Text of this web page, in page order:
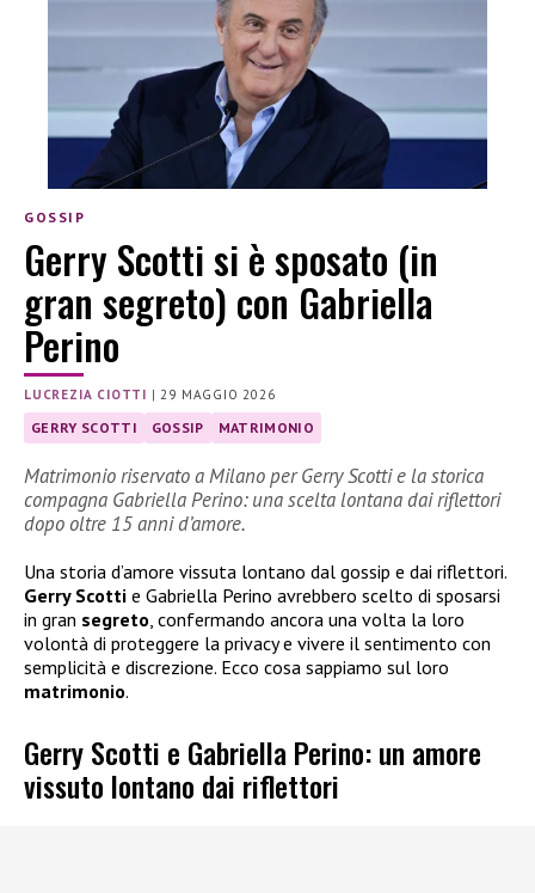
GOSSIP
Gerry Scotti si è sposato (in
gran segreto) con Gabriella
Perino
LUCREZIA CIOTTI |29 MAGGIO 2026
GERRY SCOTTI GOSSIP MATRIMONIO
Matrimonio riservato a Milano per Gerry Scotti e la storica
compagna Gabriella Perino: una scelta lontana dai riflettori
dopo oltre 15 anni d’amore.
Una storia d’amore vissuta lontano dal gossip e dai riflettori.
Gerry Scotti e Gabriella Perino avrebbero scelto di sposarsi
in gran segreto, confermando ancora una volta la loro
volontà di proteggere la privacy e vivere il sentimento con
semplicità e discrezione. Ecco cosa sappiamo sul loro
matrimonio.
Gerry Scotti e Gabriella Perino: un amore
vissuto lontano dai riflettori